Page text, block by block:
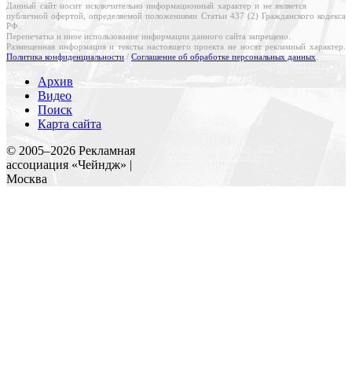
Данный сайт носит исключительно информационный характер и не является
публичной офертой, определяемой положениями Статьи 437 (2) Гражданского кодекса
РФ.
Перепечатка и иное использование информации данного сайта запрещено.
Размещенная информация и тексты настоящего проекта не носят рекламный характер.
Политика конфиденциальности / Соглашение об обработке персональных данных
Архив
Видео
Поиск
Карта сайта
© 2005–2026 Рекламная
ассоциация «Чейндж» |
Москва